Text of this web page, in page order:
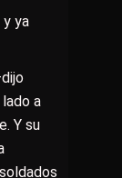
ya
a
Y su